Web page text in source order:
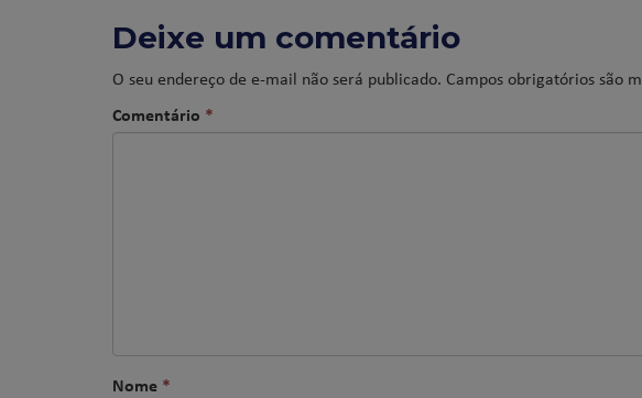
Deixe um comentário
O seu endereço de e-mail não será publicado. Campos obrigatórios são
Comentário *
Nome *